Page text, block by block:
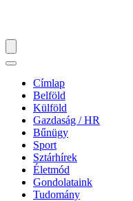
Címlap
Belföld
Külföld
Gazdaság / HR
Bűnügy
Sport
Sztárhírek
Életmód
Gondolataink
Tudomány